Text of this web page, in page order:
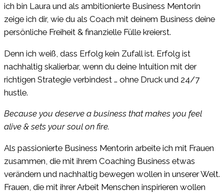
ich bin Laura und als ambitionierte Business Mentorin
zeige ich dir, wie du als Coach mit deinem Business deine
persönliche Freiheit & finanzielle Fülle kreierst.
Denn ich weiß, dass Erfolg kein Zufall ist. Erfolg ist
nachhaltig skalierbar, wenn du deine Intuition mit der
richtigen Strategie verbindest … ohne Druck und 24/7
hustle.
Because you deserve a business that makes you feel
alive & sets your soul on fire.
Als passionierte Business Mentorin arbeite ich mit Frauen
zusammen, die mit ihrem Coaching Business etwas
verändern und nachhaltig bewegen wollen in unserer Welt.
Frauen, die mit ihrer Arbeit Menschen inspirieren wollen